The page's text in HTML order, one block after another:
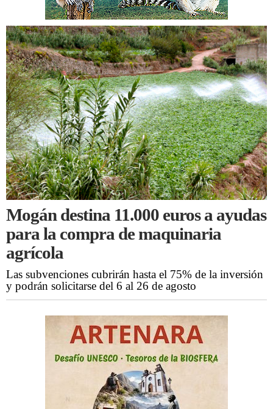
Mogán destina 11.000 euros a ayudas
para la compra de maquinaria
agrícola
Las subvenciones cubrirán hasta el 75% de la inversión
y podrán solicitarse del 6 al 26 de agosto